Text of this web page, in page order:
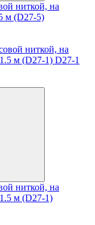
ниткой, на
м (D27-5)
ниткой, на
м (D27-1)